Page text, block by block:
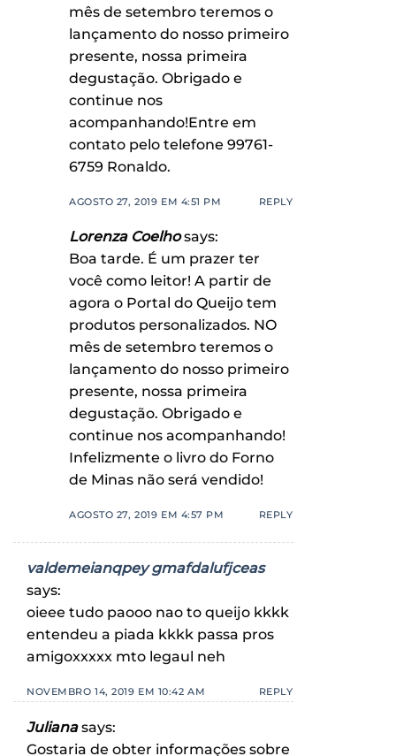
mês de setembro teremos o
lançamento do nosso primeiro
presente, nossa primeira
degustação. Obrigado e
continue nos
acompanhando!Entre em
contato pelo telefone 99761-
6759 Ronaldo.
AGOSTO 27, 2019 EM 4:51 PM REPLY
Lorenza Coelho says:
Boa tarde. É um prazer ter
você como leitor! A partir de
agora o Portal do Queijo tem
produtos personalizados. NO
mês de setembro teremos o
lançamento do nosso primeiro
presente, nossa primeira
degustação. Obrigado e
continue nos acompanhando!
Infelizmente o livro do Forno
de Minas não será vendido!
AGOSTO 27, 2019 EM 4:57 PM REPLY
valdemeianqpey gmafdalufjceas
says:
oieee tudo paooo nao to queijo kkkk
entendeu a piada kkkk passa pros
amigoxxxxx mto legaul neh
NOVEMBRO 14, 2019 EM 10:42 AM REPLY
Juliana says:
Gostaria de obter informações sobre